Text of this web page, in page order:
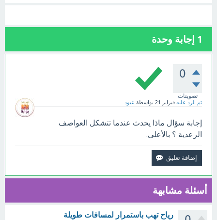
1 إجابة وحدة
0
تصويتات
تم الرد عليه فبراير 21 بواسطة عبود
إجابة سؤال ماذا يحدث عندما تتشكل العواصف
الرعدية ؟ بالأعلى.
أسئلة مشابهة
رياح تهب باستمرار لمسافات طويلة